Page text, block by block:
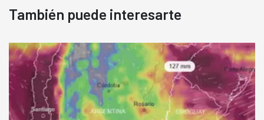
También puede interesarte